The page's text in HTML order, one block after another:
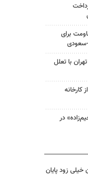
برای
سعودی
با تعلل
کارخانه
در
خیلی زود پایان